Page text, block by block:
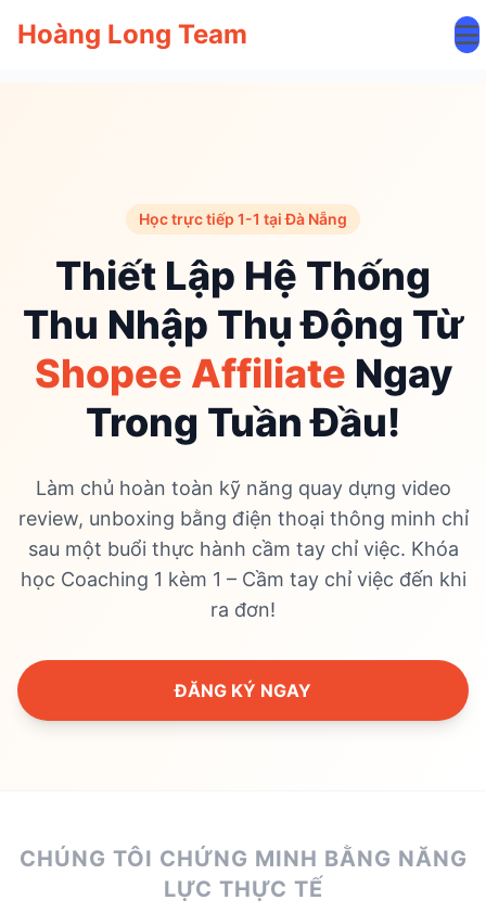
Hoàng Long Team
Học trực tiếp 1-1 tại Đà Nẵng
Thiết Lập Hệ Thống
Thu Nhập Thụ Động Từ
Shopee Affiliate Ngay
Trong Tuần Đầu!
Làm chủ hoàn toàn kỹ năng quay dựng video
review, unboxing bằng điện thoại thông minh chỉ
sau một buổi thực hành cầm tay chỉ việc. Khóa
học Coaching 1 kèm 1 – Cầm tay chỉ việc đến khi
ra đơn!
ĐĂNG KÝ NGAY
CHÚNG TÔI CHỨNG MINH BẰNG NĂNG
LỰC THỰC TẾ